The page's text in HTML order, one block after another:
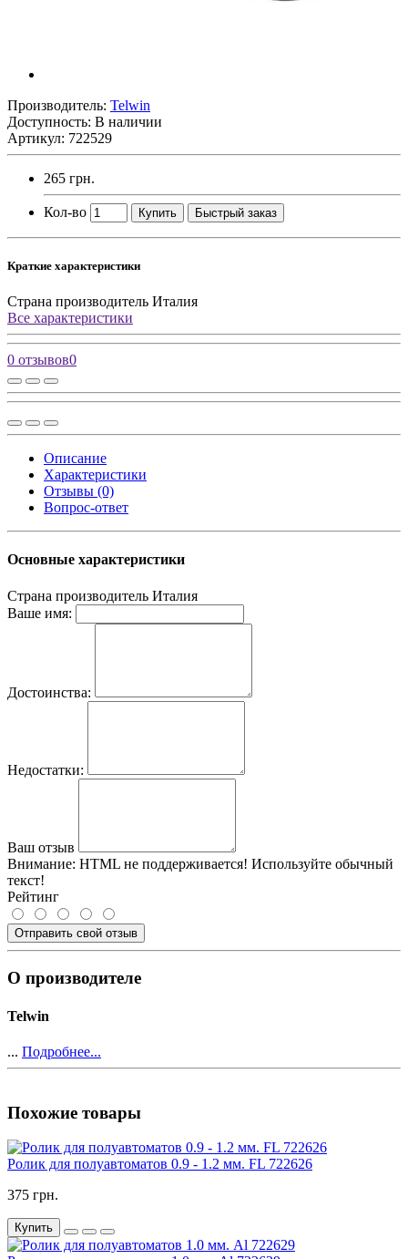
Производитель: Telwin
Доступность: В наличии
Артикул: 722529
265 грн.
Кол-во Купить Быстрый заказ
Краткие характеристики
Страна производитель Италия
Все характеристики
0 отзывов0
Описание
Характеристики
Отзывы (0)
Вопрос-ответ
Основные характеристики
Страна производитель Италия
Ваше имя:
Достоинства:
Недостатки:
Ваш отзыв
Внимание: HTML не поддерживается! Используйте обычный
текст!
Рейтинг
Отправить свой отзыв
О производителе
Telwin
... Подробнее...
Похожие товары
Ролик для полуавтоматов 0.9 - 1.2 мм. FL 722626
375 грн.
Купить